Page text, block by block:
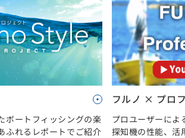
ボートフィッシングの楽
ふれるレポートでご紹介
フルノ × プロ
プロユーザーによ
探知機の性能、活